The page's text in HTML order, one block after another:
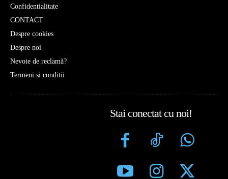
Confidentialitate
CONTACT
Despre cookies
Despre noi
Nevoie de reclamă?
Termeni si conditii
Stai conectat cu noi!